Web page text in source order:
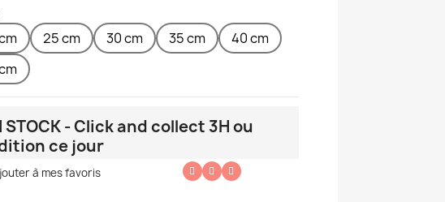
25 cm 30 cm 35 cm
40 cm
STOCK - Click and collect 3H ou
ce jour
à mes favoris